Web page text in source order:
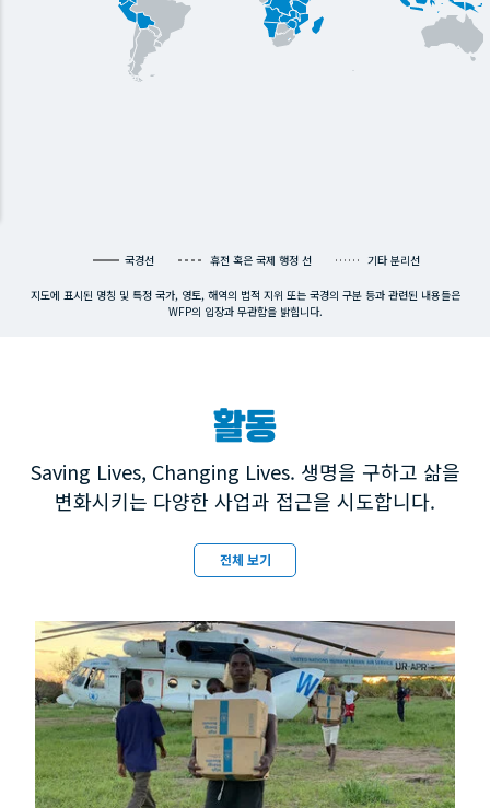
국경선 휴전 혹은 국제 행정 선 기타 분리선
지도에 표시된 명칭 및 특정 국가, 영토, 해역의 법적 지위 또는 국경의 구분 등과 관련된 내용들은
WFP의 입장과 무관함을 밝힙니다.
활동
Saving Lives, Changing Lives. 생명을 구하고 삶을
변화시키는 다양한 사업과 접근을 시도합니다.
전체 보기